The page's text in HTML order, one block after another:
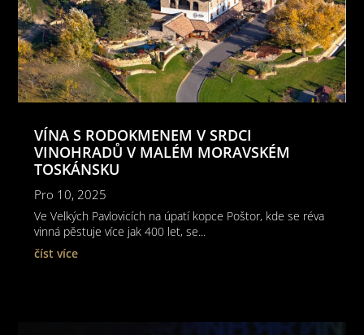
VÍNA S RODOKMENEM V SRDCI
VINOHRADŮ V MALÉM MORAVSKÉM
TOSKÁNSKU
Pro 10, 2025
Ve Velkých Pavlovicích na úpatí kopce Poštor, kde se réva
vinná pěstuje více jak 400 let, se...
číst více